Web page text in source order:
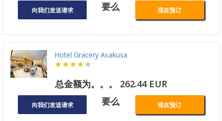
向我们发送请求 要么 现在预订
Hotel Gracery Asakusa
总金额为。。。 262.44 EUR
向我们发送请求 要么 现在预订